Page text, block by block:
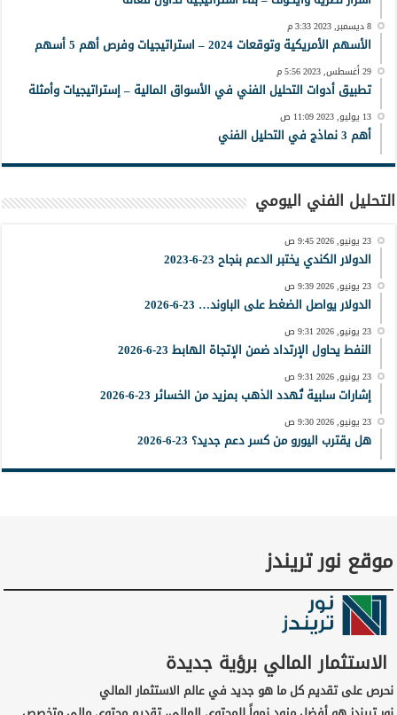
8 ديسمبر, 2023 3:33 م
الأسهم الأمريكية وتوقعات 2024 – استراتيجيات وفرص أهم 5 أسهم
29 أغسطس, 2023 5:56 م
تطبيق أدوات التحليل الفني في الأسواق المالية – إستراتيجيات وأمثلة
13 يوليو, 2023 11:09 ص
أهم 3 نماذج في التحليل الفني
التحليل الفني اليومي
23 يونيو, 2026 9:45 ص
الدولار الكندي يختبر الدعم بنجاح 23-6-2023
23 يونيو, 2026 9:39 ص
الدولار يواصل الضغط على الباوند… 23-6-2026
23 يونيو, 2026 9:31 ص
النفط يحاول الإرتداد ضمن الإتجاة الهابط 23-6-2026
23 يونيو, 2026 9:31 ص
إشارات سلبية تُهدد الذهب بمزيد من الخسائر 23-6-2026
23 يونيو, 2026 9:30 ص
هل يقترب اليورو من كسر دعم جديد؟ 23-6-2026
موقع نور تريندز
الاستثمار المالي برؤية جديدة
نحرص على تقديم كل ما هو جديد في عالم الاستثمار المالي